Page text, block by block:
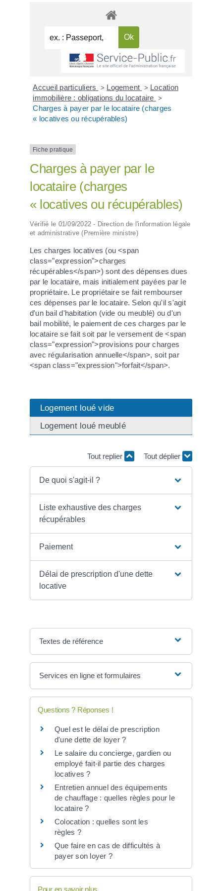
Accueil particuliers > Logement > Location
immobilière : obligations du locataire >
Charges à payer par le locataire (charges
« locatives ou récupérables)
Fiche pratique
Charges à payer par le
locataire (charges
« locatives ou récupérables)
Vérifié le 01/09/2022 - Direction de l'information légale
et administrative (Première ministre)
Les charges locatives (ou <span
class="expression">charges
récupérables</span>) sont des dépenses dues
par le locataire, mais initialement payées par le
propriétaire. Le propriétaire se fait rembourser
ces dépenses par le locataire. Selon qu'il s'agit
d'un bail d'habitation (vide ou meublé) ou d'un
bail mobilité, le paiement de ces charges par le
locataire se fait soit par le versement de <span
class="expression">provisions pour charges
avec régularisation annuelle</span>, soit par
<span class="expression">forfait</span>.
Logement loué vide
Logement loué meublé
Tout replier Tout déplier
De quoi s'agit-il ?
Liste exhaustive des charges
récupérables
Paiement
Délai de prescription d'une dette
locative
Textes de référence
Services en ligne et formulaires
Questions ? Réponses !
Quel est le délai de prescription
d'une dette de loyer ?
Le salaire du concierge, gardien ou
employé fait-il partie des charges
locatives ?
Entretien annuel des équipements
de chauffage : quelles règles pour le
locataire ?
Colocation : quelles sont les
règles ?
Que faire en cas de difficultés à
payer son loyer ?